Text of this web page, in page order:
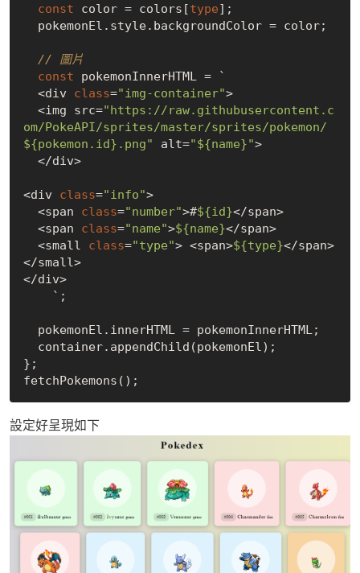
const color = colors[type];
// 圖片
const pokemonInnerHTML = `
  <div
class="img-container">
  <img src=
"https://raw.githubusercontent.c
om/PokeAPI/sprites/master/sprites/pokemon/
${pokemon.id}.png" alt="${name}">
<div class="info">
  <span
class="number">#${id}</span>
  <span
class="name">${name}</span>
  <small
class="type"> <span>${type}</span>
</small>
</div>
};
設定好呈現如下